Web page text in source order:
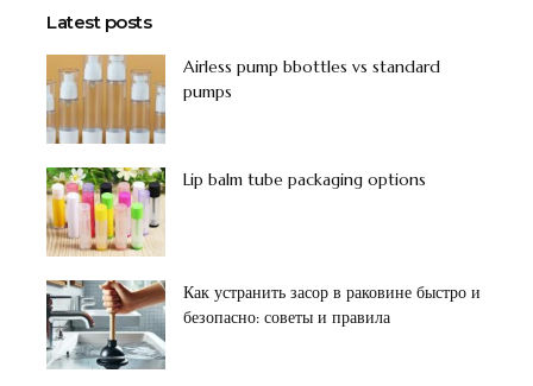
Latest posts
Airless pump bbottles vs standard
pumps
Lip balm tube packaging options
Как устранить засор в раковине быстро и
безопасно: советы и правила